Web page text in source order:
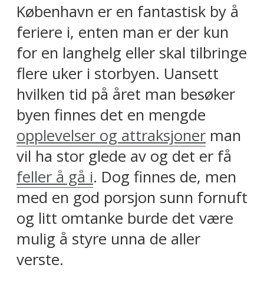
København er en fantastisk by å
feriere i, enten man er der kun
for en langhelg eller skal tilbringe
flere uker i storbyen. Uansett
hvilken tid på året man besøker
byen finnes det en mengde
opplevelser og attraksjoner man
vil ha stor glede av og det er få
feller å gå i. Dog finnes de, men
med en god porsjon sunn fornuft
og litt omtanke burde det være
mulig å styre unna de aller
verste.